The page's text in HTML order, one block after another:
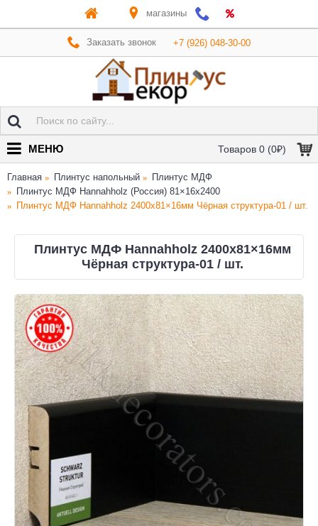
магазины
Заказать звонок +7 (926) 048-30-00
Товаров 0 (0₽)
МЕНЮ
Главная Плинтус напольный
Плинтус МДФ
Плинтус МДФ Hannahholz (Россия) 81×16x2400
Плинтус МДФ Hannahholz 2400х81×16мм Чёрная структура-01 / шт.
Плинтус МДФ Hannahholz 2400х81×16мм
Чёрная структура-01 / шт.